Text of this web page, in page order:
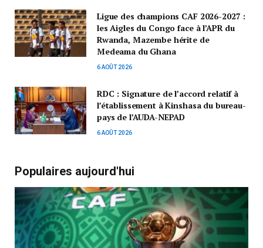
Ligue des champions CAF 2026-2027 :
les Aigles du Congo face à l’APR du
Rwanda, Mazembe hérite de
Medeama du Ghana
6 AOÛT 2026
RDC : Signature de l’accord relatif à
l’établissement à Kinshasa du bureau-
pays de l’AUDA-NEPAD
6 AOÛT 2026
Populaires aujourd'hui